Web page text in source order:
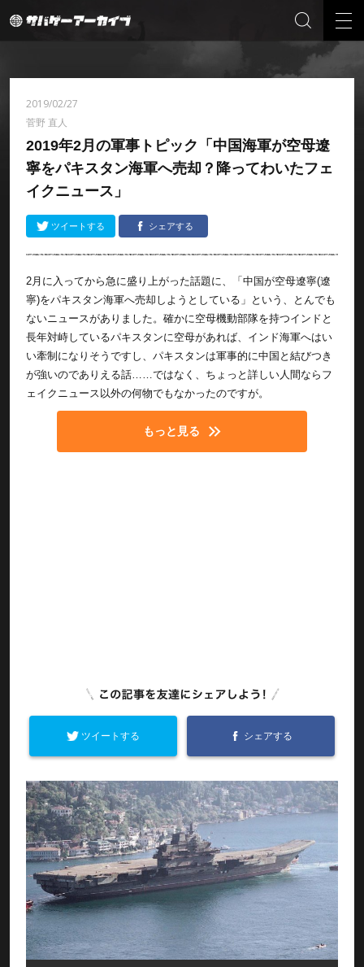
2019/02/27
菅野 直人
2019年2月の軍事トピック「中国海軍が空母遼
寧をパキスタン海軍へ売却？降ってわいたフェ
イクニュース」
ツイートする シェアする
2月に入ってから急に盛り上がった話題に、「中国が空母遼寧(遼
寧)をパキスタン海軍へ売却しようとしている」という、とんでも
ないニュースがありました。確かに空母機動部隊を持つインドと
長年対峙しているパキスタンに空母があれば、インド海軍へはい
い牽制になりそうですし、パキスタンは軍事的に中国と結びつき
が強いのでありえる話……ではなく、ちょっと詳しい人間ならフ
ェイクニュース以外の何物でもなかったのですが。
もっと見る
ツイートする シェアする